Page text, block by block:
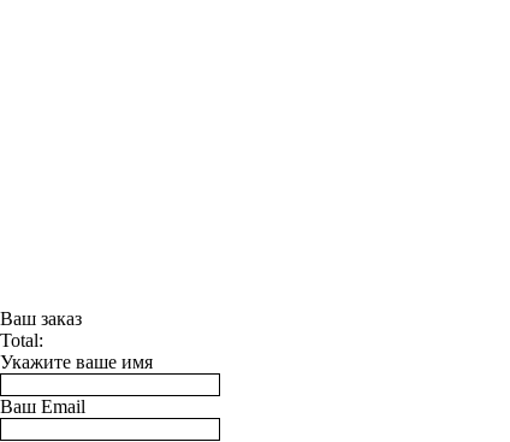
Ваш заказ
Total:
Укажите ваше имя
Ваш Email